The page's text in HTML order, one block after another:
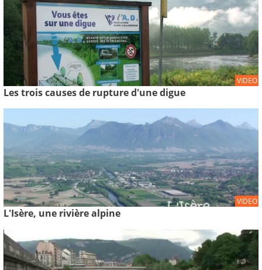
VIDEO
Les trois causes de rupture d'une digue
VIDEO
L'Isère, une rivière alpine